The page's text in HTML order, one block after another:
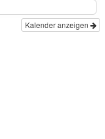
Kalender anzeigen